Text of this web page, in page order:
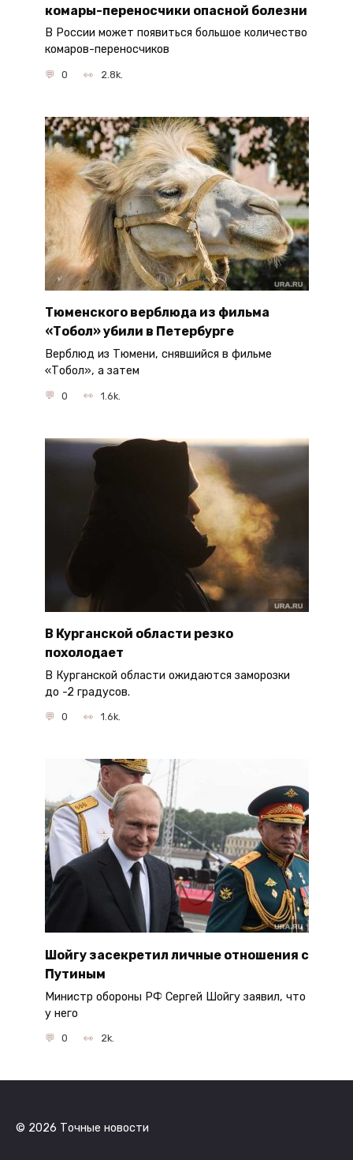
комары-переносчики опасной болезни
В России может появиться большое количество
комаров-переносчиков
0 2.8k.
Тюменского верблюда из фильма
«Тобол» убили в Петербурге
Верблюд из Тюмени, снявшийся в фильме
«Тобол», а затем
0 1.6k.
В Курганской области резко
похолодает
В Курганской области ожидаются заморозки
до -2 градусов.
0 1.6k.
Шойгу засекретил личные отношения с
Путиным
Министр обороны РФ Сергей Шойгу заявил, что
у него
0 2k.
© 2026 Точные новости